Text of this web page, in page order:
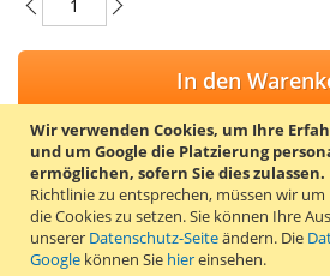
Wir verwenden Cookies, um Ihre
und um Google die Platzierung
ermöglichen, sofern Sie dies zulassen.
Richtlinie zu entsprechen, müssen wir
die Cookies zu setzen.Sie können Ihre
unserer Datenschutz-Seiteändern. Die
Google können Sie hiereinsehen.
In den
ZUR WUNSCHLISTE
ZUR VERGLEICHSLISTE